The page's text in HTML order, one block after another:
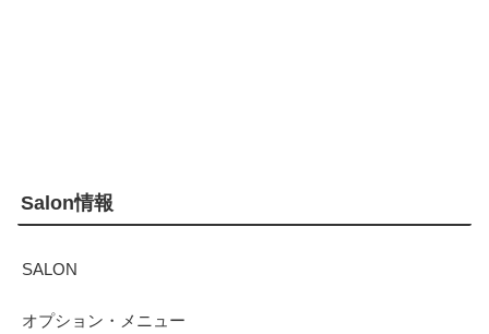
Salon情報
SALON
オプション・メニュー